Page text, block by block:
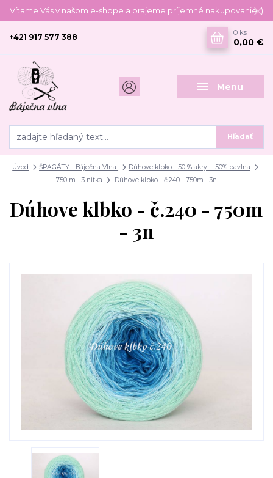
Vítame Vás v našom e-shope a prajeme príjemné nakupovanie :)
Menu
Hľadať
+421 917 577 388
0 ks
0,00 €
Úvod ŠPAGÁTY - Báječna Vlna
Dúhove klbko - 50 % akryl - 50% bavlna
750 m - 3 nitka
Dúhove klbko - č.240 - 750m - 3n
Dúhove klbko - č.240 - 750m
- 3n